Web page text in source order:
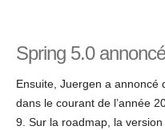
Spring 5.0 annoncé
Ensuite, Juergen a annoncé
dans le courant de l’année
9. Sur la roadmap, la